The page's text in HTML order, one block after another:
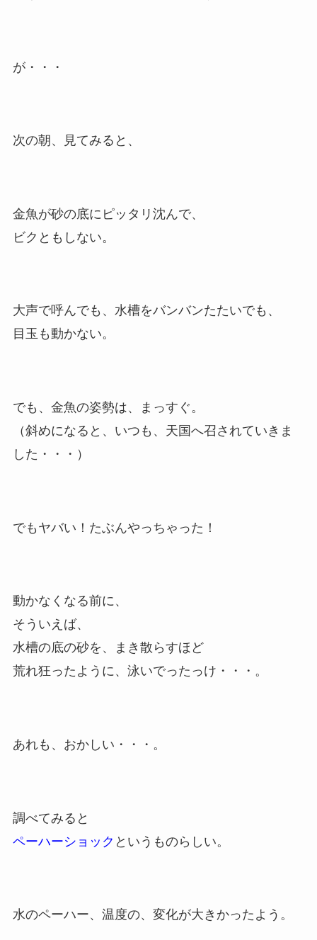
が・・・
次の朝、見てみると、
金魚が砂の底にピッタリ沈んで、
ビクともしない。
大声で呼んでも、水槽をバンバンたたいでも、
目玉も動かない。
でも、金魚の姿勢は、まっすぐ。
（斜めになると、いつも、天国へ召されていきま
した・・・）
でもヤバい！たぶんやっちゃった！
動かなくなる前に、
そういえば、
水槽の底の砂を、まき散らすほど
荒れ狂ったように、泳いでったっけ・・・。
あれも、おかしい・・・。
調べてみると
ペーハーショック というものらしい。
水のペーハー、温度の、変化が大きかったよう。